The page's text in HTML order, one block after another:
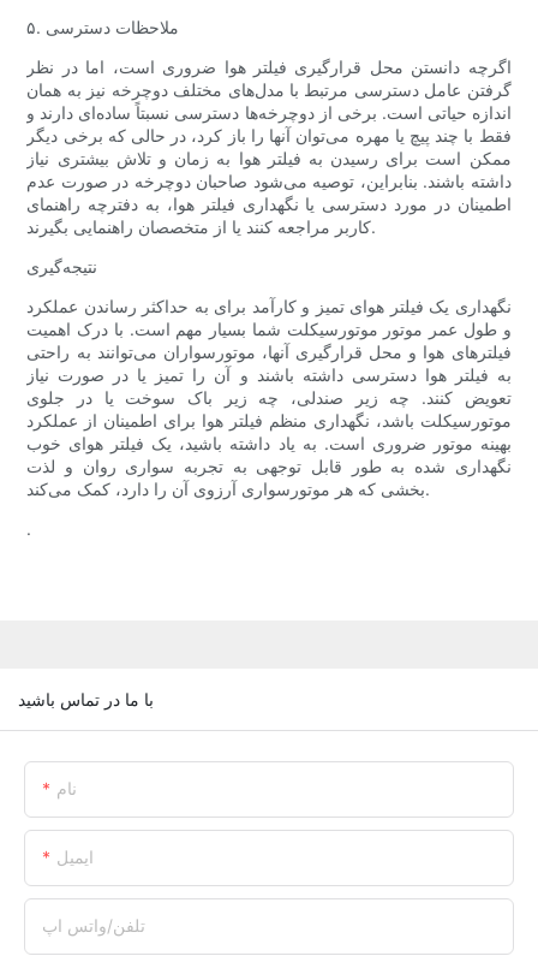
۵. ملاحظات دسترسی
اگرچه دانستن محل قرارگیری فیلتر هوا ضروری است، اما در نظر
گرفتن عامل دسترسی مرتبط با مدل‌های مختلف دوچرخه نیز به همان
اندازه حیاتی است. برخی از دوچرخه‌ها دسترسی نسبتاً ساده‌ای دارند و
فقط با چند پیچ ​​یا مهره می‌توان آنها را باز کرد، در حالی که برخی دیگر
ممکن است برای رسیدن به فیلتر هوا به زمان و تلاش بیشتری نیاز
داشته باشند. بنابراین، توصیه می‌شود صاحبان دوچرخه در صورت عدم
اطمینان در مورد دسترسی یا نگهداری فیلتر هوا، به دفترچه راهنمای
کاربر مراجعه کنند یا از متخصصان راهنمایی بگیرند.
نتیجه‌گیری
نگهداری یک فیلتر هوای تمیز و کارآمد برای به حداکثر رساندن عملکرد
و طول عمر موتور موتورسیکلت شما بسیار مهم است. با درک اهمیت
فیلترهای هوا و محل قرارگیری آنها، موتورسواران می‌توانند به راحتی
به فیلتر هوا دسترسی داشته باشند و آن را تمیز یا در صورت نیاز
تعویض کنند. چه زیر صندلی، چه زیر باک سوخت یا در جلوی
موتورسیکلت باشد، نگهداری منظم فیلتر هوا برای اطمینان از عملکرد
بهینه موتور ضروری است. به یاد داشته باشید، یک فیلتر هوای خوب
نگهداری شده به طور قابل توجهی به تجربه سواری روان و لذت
بخشی که هر موتورسواری آرزوی آن را دارد، کمک می‌کند.
.
با ما در تماس باشید
نام
ایمیل
تلفن/واتس اپ